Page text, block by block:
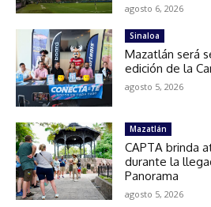
agosto 6, 2026
Sinaloa
Mazatlán será
edición de la
agosto 5, 2026
Mazatlán
CAPTA brinda
durante la
Panorama
agosto 5, 2026